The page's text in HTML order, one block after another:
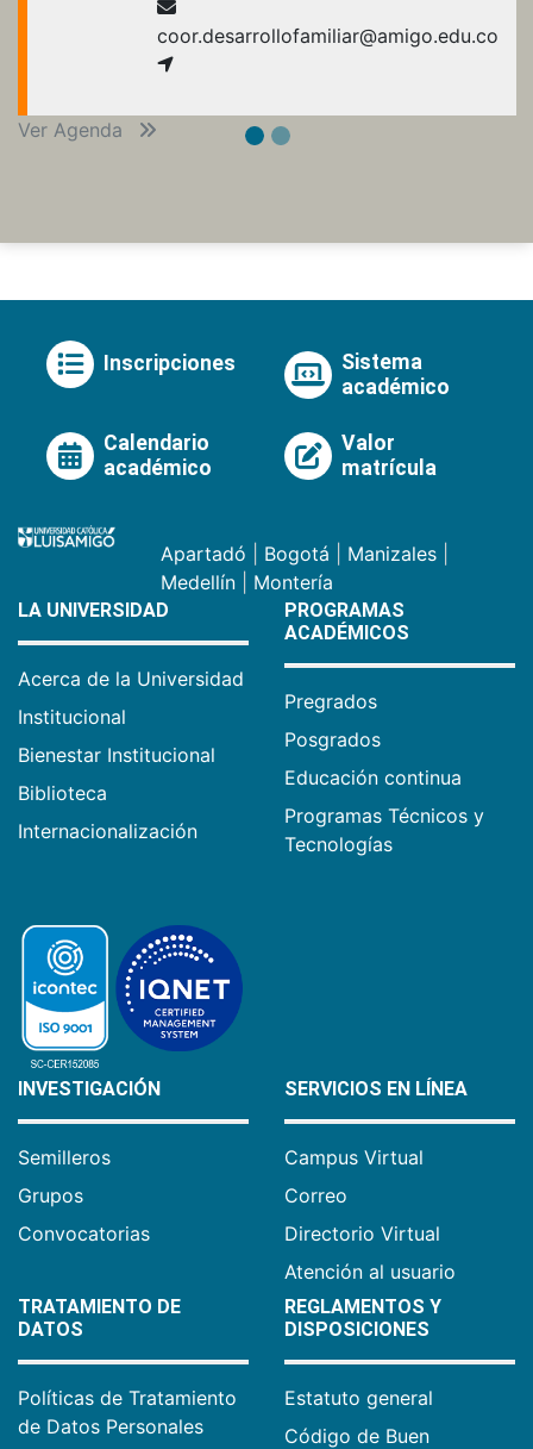
coor.desarrollofamiliar@amigo.edu.co
Ver Agenda
Inscripciones
Sistema
académico
Calendario
académico
Valor
matrícula
Apartadó Bogotá Manizales
Medellín
Montería
LA UNIVERSIDAD
Acerca de la Universidad
Institucional
Bienestar Institucional
Biblioteca
Internacionalización
PROGRAMAS
ACADÉMICOS
Pregrados
Posgrados
Educación continua
Programas Técnicos y
Tecnologías
INVESTIGACIÓN
Semilleros
Grupos
Convocatorias
SERVICIOS EN LÍNEA
Campus Virtual
Correo
Directorio Virtual
Atención al usuario
TRATAMIENTO DE
DATOS
Políticas de Tratamiento
de Datos Personales
REGLAMENTOS Y
DISPOSICIONES
Estatuto general
Código de Buen